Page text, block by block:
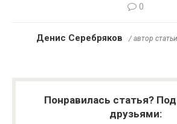
0
Денис Серебряков / автор статьи
Понравилась статья?
друзьями: